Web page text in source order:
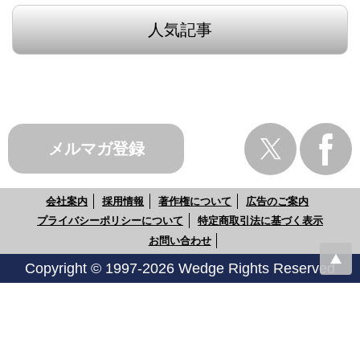
人気記事
メルマガ登録
会社案内 採用情報 著作権について
広告のご案内
プライバシーポリシーについて
特定商取引法に基づく表示
お問い合わせ
Copyright © 1997-2026 Wedge Rights Reserved